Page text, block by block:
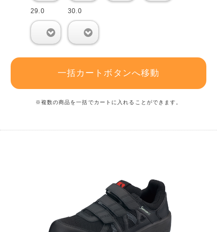
29.0 30.0
一括カートボタンへ移動
※複数の商品を一括でカートに入れることができます。